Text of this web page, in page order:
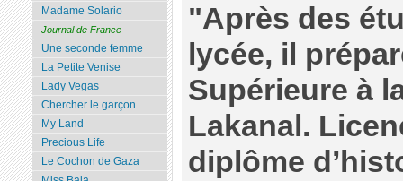
"Après des
lycée, il
Supérieure à
Lakanal.
diplôme
Madame Solario
Journal de France
Une seconde femme
La Petite Venise
Lady Vegas
Chercher le garçon
My Land
Precious Life
Le Cochon de Gaza